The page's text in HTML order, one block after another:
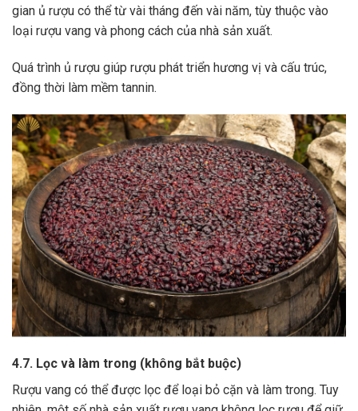
gian ủ rượu có thể từ vài tháng đến vài năm, tùy thuộc vào
loại rượu vang và phong cách của nhà sản xuất.
Quá trình ủ rượu giúp rượu phát triển hương vị và cấu trúc,
đồng thời làm mềm tannin.
4.7. Lọc và làm trong (không bắt buộc)
Rượu vang có thể được lọc để loại bỏ cặn và làm trong. Tuy